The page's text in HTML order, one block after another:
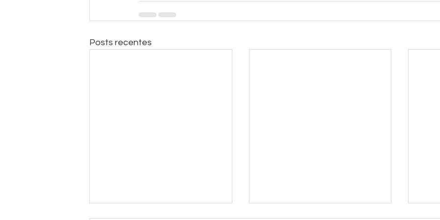
Posts recentes